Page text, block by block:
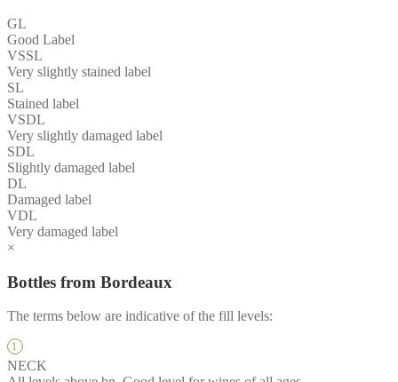
GL
Good Label
VSSL
Very slightly stained label
SL
Stained label
VSDL
Very slightly damaged label
SDL
Slightly damaged label
DL
Damaged label
VDL
Very damaged label
×
Bottles from Bordeaux
The terms below are indicative of the fill levels:
NECK